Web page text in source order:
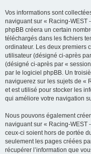
Vos informations sont
naviguant sur « Racing-WEST
phpBB créera un certain
téléchargés dans les fichiers
ordinateur. Les deux premiers
utilisateur (désigné ci-après
(désigné ci-après par «
par le logiciel phpBB. Un
naviguerez sur les sujets de «
et est utilisé pour stocker les
qui améliore votre navigation
Nous pouvons également
naviguant sur « Racing-WEST
ceux-ci soient hors de portée
seulement les pages créées
récupérer l’information que